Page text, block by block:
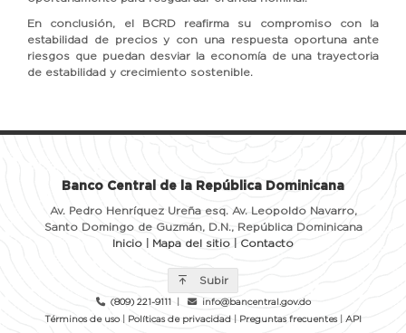
En conclusión, el BCRD reafirma su compromiso con la
estabilidad de precios y con una respuesta oportuna ante
riesgos que puedan desviar la economía de una trayectoria
de estabilidad y crecimiento sostenible.
Banco Central de la República Dominicana
Av. Pedro Henríquez Ureña esq. Av. Leopoldo Navarro,
Santo Domingo de Guzmán, D.N., República Dominicana
Inicio
Mapa del sitio Contacto
Subir
(809) 221-9111
info@bancentral.gov.do
Términos de uso| Políticas de privacidad Preguntas frecuentes| API